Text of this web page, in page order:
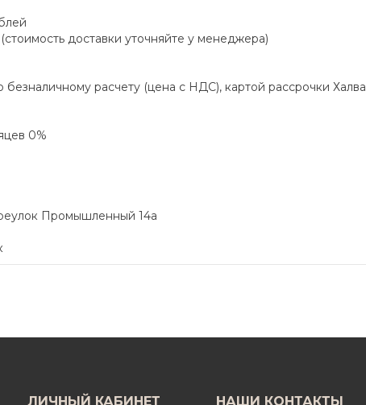
доставки уточняйте у менеджера)
расчету (цена с НДС), картой рассрочки Халва
0%
Промышленный 14а
ЛИЧНЫЙ КАБИНЕТ НАШИ КОНТАКТЫ